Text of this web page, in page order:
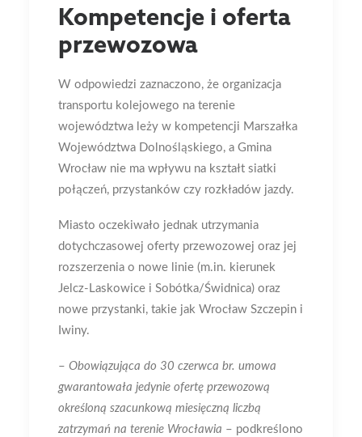
Kompetencje i oferta
przewozowa
W odpowiedzi zaznaczono, że organizacja
transportu kolejowego na terenie
województwa leży w kompetencji Marszałka
Województwa Dolnośląskiego, a Gmina
Wrocław nie ma wpływu na kształt siatki
połączeń, przystanków czy rozkładów jazdy.
Miasto oczekiwało jednak utrzymania
dotychczasowej oferty przewozowej oraz jej
rozszerzenia o nowe linie (m.in. kierunek
Jelcz-Laskowice i Sobótka/Świdnica) oraz
nowe przystanki, takie jak Wrocław Szczepin i
Iwiny.
– Obowiązująca do 30 czerwca br. umowa
gwarantowała jedynie ofertę przewozową
określoną szacunkową miesięczną liczbą
zatrzymań na terenie Wrocławia – podkreślono